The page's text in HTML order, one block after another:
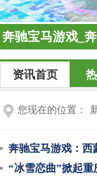
奔驰宝马游戏_
资讯首页
您现在的位置：
奔驰宝马游戏：西
“冰雪恋曲”掀起